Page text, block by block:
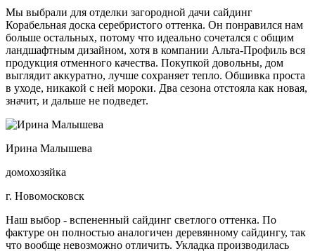
Мы выбрали для отделки загородной дачи сайдинг
Корабельная доска серебристого оттенка. Он понравился нам
больше остальных, потому что идеально сочетался с общим
ландшафтным дизайном, хотя в компании Альта-Профиль вся
продукция отменного качества. Покупкой довольны, дом
выглядит аккуратно, лучше сохраняет тепло. Обшивка проста
в уходе, никакой с ней мороки. Два сезона отстояла как новая,
значит, и дальше не подведет.
Ирина Малышева
домохозяйка
г. Новомосковск
Наш выбор - вспененный сайдинг светлого оттенка. По
фактуре он полностью аналогичен деревянному сайдингу, так
что вообще невозможно отличить. Укладка производилась